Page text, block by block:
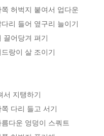
허벅지 붙여서 업다운
리 들어 옆구리 늘이기
끌어당겨 펴기
랑이 살 조이기
서 지탱하기
다리 들고 서기
다운 엉덩이 스쿼트